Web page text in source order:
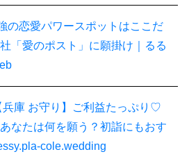
の恋愛パワースポットはここだ
「愛のポスト」に願掛け｜るる
兵庫 お守り】ご利益たっぷり♡
なたは何を願う？初詣にもおす
cole.wedding